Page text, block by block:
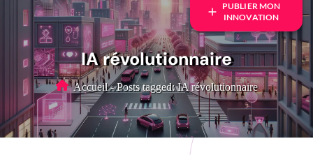
PUBLIER MON
INNOVATION
IA révolutionnaire
Accueil - Posts tagged: IA révolutionnaire